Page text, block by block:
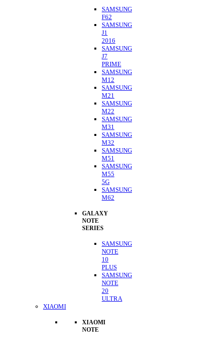
SAMSUNG
F62
SAMSUNG
J1
2016
SAMSUNG
J7
PRIME
SAMSUNG
M12
SAMSUNG
M21
SAMSUNG
M22
SAMSUNG
M31
SAMSUNG
M32
SAMSUNG
M51
SAMSUNG
M55
5G
SAMSUNG
M62
GALAXY
NOTE
SERIES
SAMSUNG
NOTE
10
PLUS
SAMSUNG
NOTE
20
ULTRA
XIAOMI
XIAOMI
NOTE